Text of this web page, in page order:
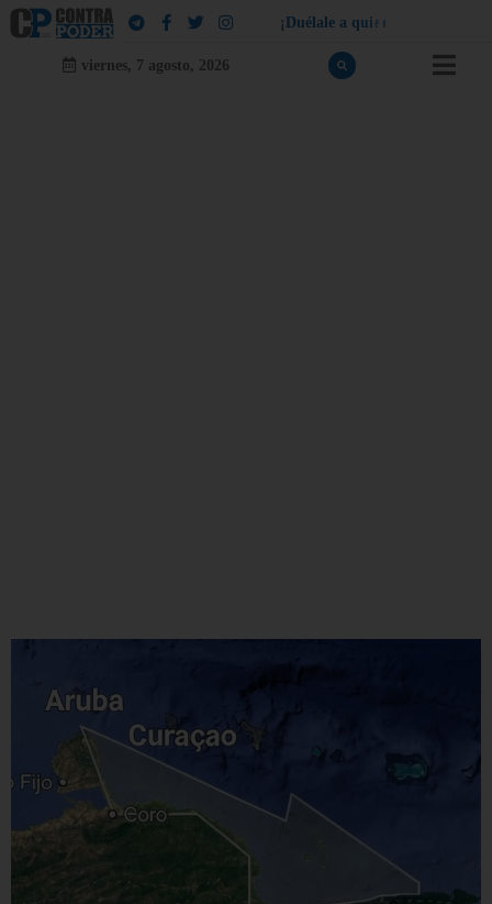
¡ Dué a e a qui e n
viernes, 7 agosto, 2026